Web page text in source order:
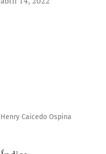
Henry Caicedo Ospina